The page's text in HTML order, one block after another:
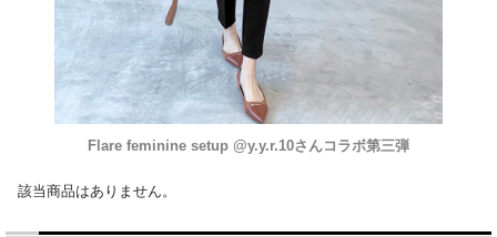
Flare feminine setup @y.y.r.10さんコラボ第三弾
該当商品はありません。